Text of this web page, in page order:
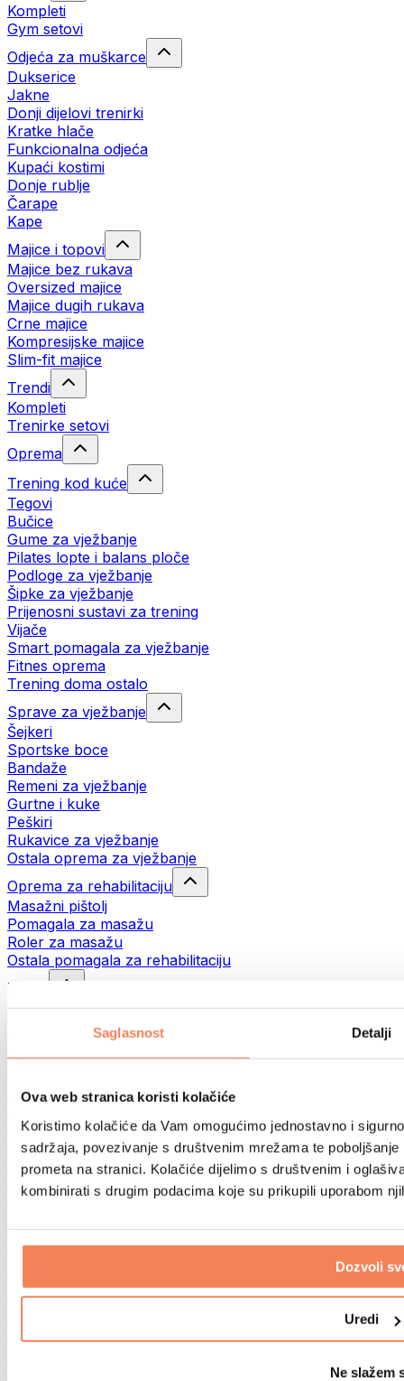
Saglasnost Detalji
Ova web stranica koristi kolačiće
Koristimo kolačiće da Vam omogućimo jednostavno i
sadržaja, povezivanje s društvenim mrežama te
prometa na stranici. Kolačiće dijelimo s društvenim i
kombinirati s drugim podacima koje su prikupili uporabom
Dozvoli
Uredi
Ne slažem
Kompleti
Gym setovi
Odjeća za muškarce
Dukserice
Jakne
Donji dijelovi trenirki
Kratke hlače
Funkcionalna odjeća
Kupaći kostimi
Donje rublje
Čarape
Kape
Majice i topovi
Majice bez rukava
Oversized majice
Majice dugih rukava
Crne majice
Kompresijske majice
Slim-fit majice
Trendi
Kompleti
Trenirke setovi
Oprema
Trening kod kuće
Tegovi
Bučice
Gume za vježbanje
Pilates lopte i balans ploče
Podloge za vježbanje
Šipke za vježbanje
Prijenosni sustavi za trening
Vijače
Smart pomagala za vježbanje
Fitnes oprema
Trening doma ostalo
Sprave za vježbanje
Šejkeri
Sportske boce
Bandaže
Remeni za vježbanje
Gurtne i kuke
Peškiri
Rukavice za vježbanje
Ostala oprema za vježbanje
Oprema za rehabilitaciju
Masažni pištolj
Pomagala za masažu
Roler za masažu
Ostala pomagala za rehabilitaciju
Torbe
Torbe za hranu
Sportske torbe
Trčanje
Biciklizam
Joga i pilates
Kupanje hladnom vodom
Plivanje
Planinarenje
Biohacking
Terapija crvenim svjetlom
Eko kućanstvo